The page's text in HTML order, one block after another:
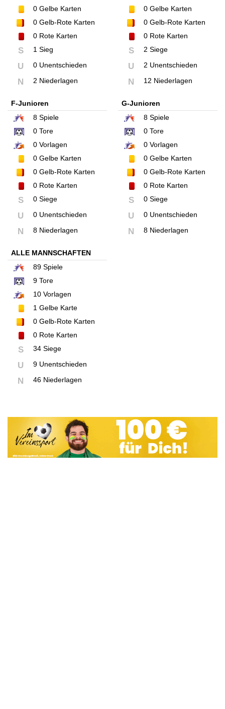
0 Gelbe Karten
0 Gelb-Rote Karten
0 Rote Karten
S 1 Sieg
U 0 Unentschieden
N 2 Niederlagen
0Gelbe Karten
0Gelb-Rote Karten
0Rote Karten
S 2 Siege
U 2 Unentschieden
N 12 Niederlagen
F-Junioren
8 Spiele
0 Tore
0 Vorlagen
0 Gelbe Karten
0 Gelb-Rote Karten
0 Rote Karten
S 0 Siege
U 0 Unentschieden
N 8 Niederlagen
G-Junioren
8Spiele
0Tore
0Vorlagen
0Gelbe Karten
0Gelb-Rote Karten
0Rote Karten
S 0 Siege
U 0 Unentschieden
N 8 Niederlagen
ALLE MANNSCHAFTEN
89 Spiele
9 Tore
10 Vorlagen
1 Gelbe Karte
0 Gelb-Rote Karten
0 Rote Karten
S 34 Siege
U 9 Unentschieden
N 46 Niederlagen